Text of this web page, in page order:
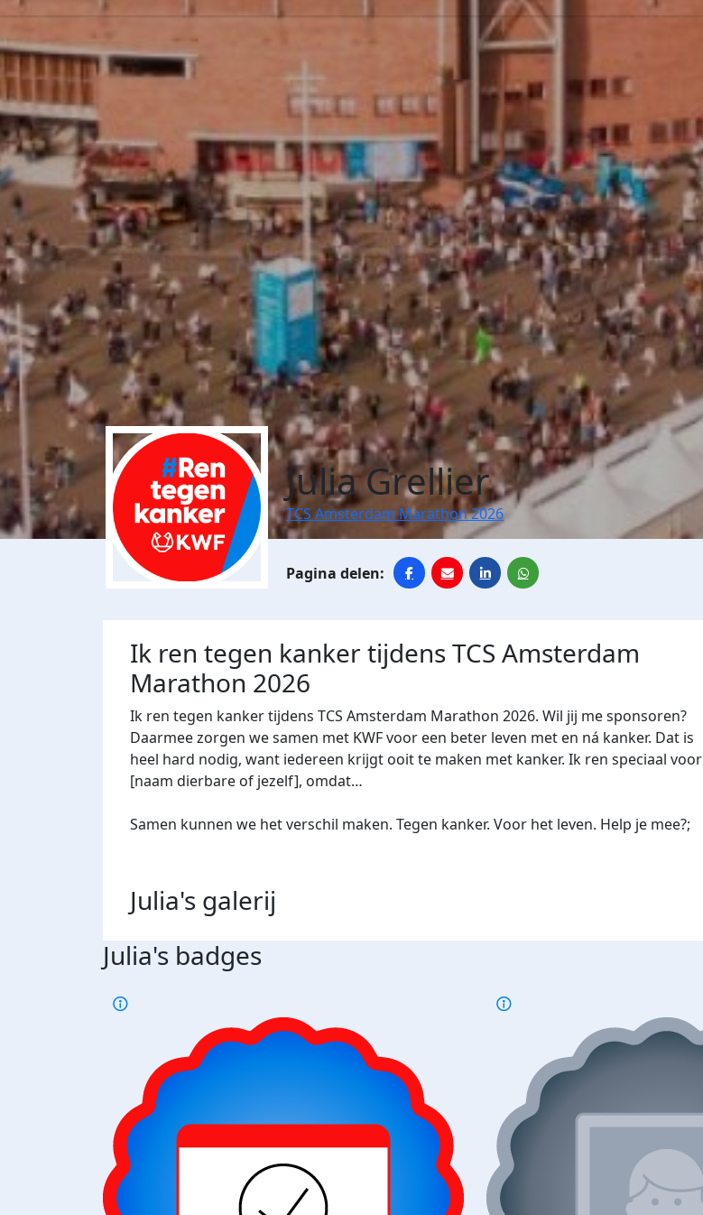
Julia Grellier
TCS Amsterdam Marathon 2026
Ik ren tegen kanker tijdens TCS Amsterdam
Marathon 2026
Ik ren tegen kanker tijdens TCS Amsterdam Marathon 2026. Wil jij me sponsoren?
Daarmee zorgen we samen met KWF voor een beter leven met en ná kanker. Dat is
heel hard nodig, want iedereen krijgt ooit te maken met kanker. Ik ren speciaal voor
[naam dierbare of jezelf], omdat…
Samen kunnen we het verschil maken. Tegen kanker. Voor het leven. Help je mee?;
Julia's galerij
Julia's badges